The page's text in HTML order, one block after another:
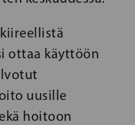
ottaa käyttöön
uusille
hoitoon